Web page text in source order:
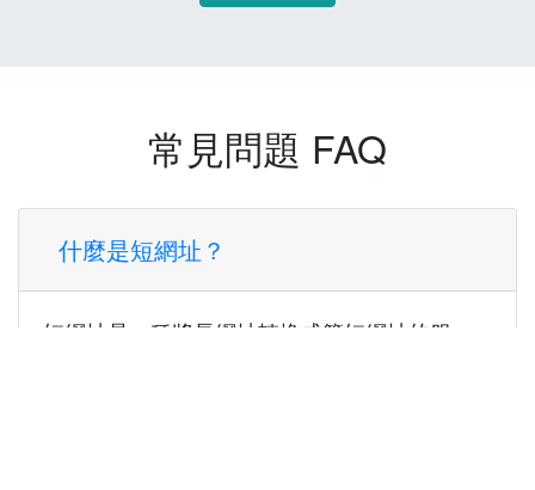
常見問題 FAQ
什麼是短網址？
短網址是一種將長網址轉換成簡短網址的服